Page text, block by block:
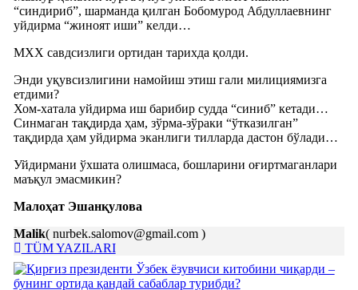
“синдириб”, шарманда қилган Бобомурод Абдуллаевнинг
уйдирма “жиноят иши” келди…
МХХ савдсизлиги ортидан тарихда қолди.
Энди уқувсизлигини намойиш этиш гали милициямизга
етдими?
Хом-хатала уйдирма иш барибир судда “синиб” кетади…
Синмаган тақдирда ҳам, зўрма-зўраки “ўтказилган”
тақдирда ҳам уйдирма эканлиги тилларда дастон бўлади…
Уйдирмани ўхшата олишмаса, бошларини оғиртмаганлари
маъқул эмасмикин?
Малоҳат Эшанқулова
Malik( nurbek.salomov@gmail.com )
TÜM YAZILARI